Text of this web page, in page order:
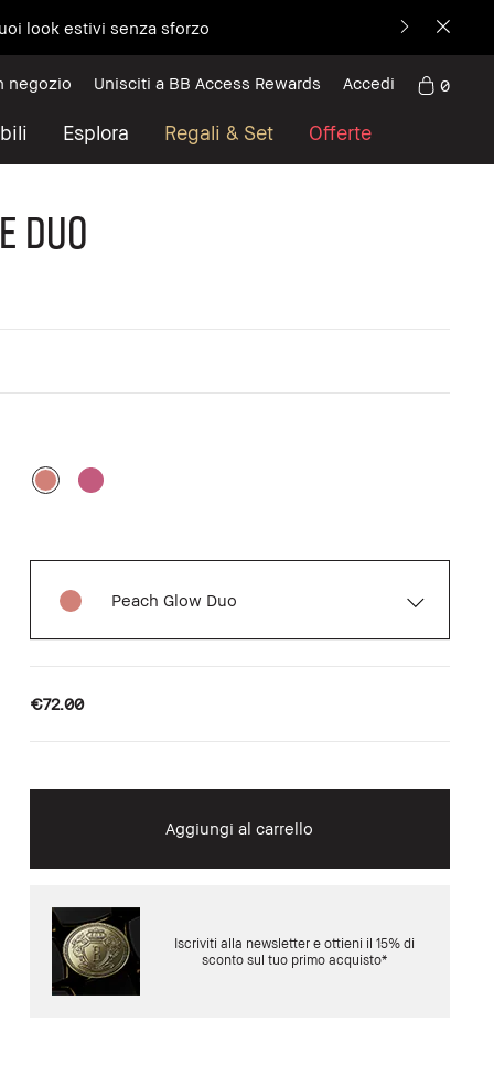
look estivi senza sforzo
Esplora Regali & Set Offerte
negozio Unisciti a BB Access Rewards Accedi 0
Duo
Peach Glow Duo
€72.00
Aggiungi al carrello
Iscriviti alla newsletter e ottieni il 15% di
sconto sul tuo primo acquisto*